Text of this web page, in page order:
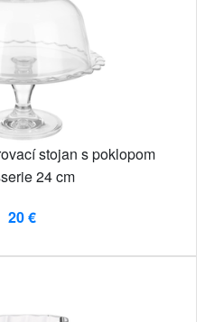
stojan s poklopom
24 cm
20 €